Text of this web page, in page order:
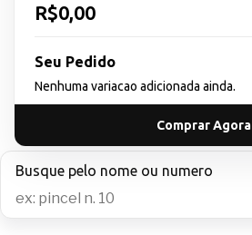
R$0,00
Seu Pedido
Nenhuma variacao adicionada ainda.
Comprar Agora
Busque pelo nome ou numero